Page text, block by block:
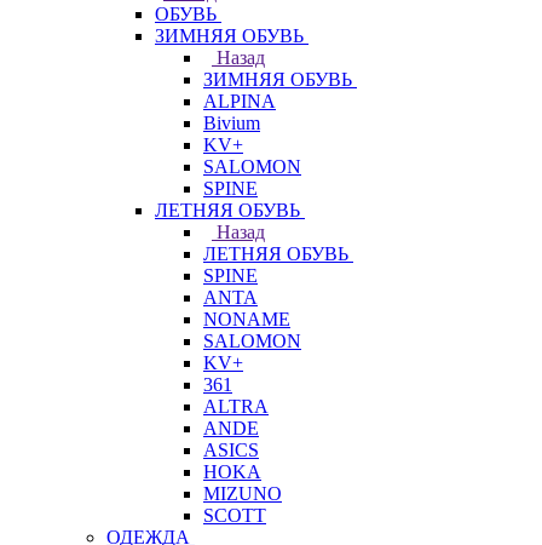
ОБУВЬ
ЗИМНЯЯ ОБУВЬ
Назад
ЗИМНЯЯ ОБУВЬ
ALPINA
Bivium
KV+
SALOMON
SPINE
ЛЕТНЯЯ ОБУВЬ
Назад
ЛЕТНЯЯ ОБУВЬ
SPINE
ANTA
NONAME
SALOMON
KV+
361
ALTRA
ANDE
ASICS
HOKA
MIZUNO
SCOTT
ОДЕЖДА